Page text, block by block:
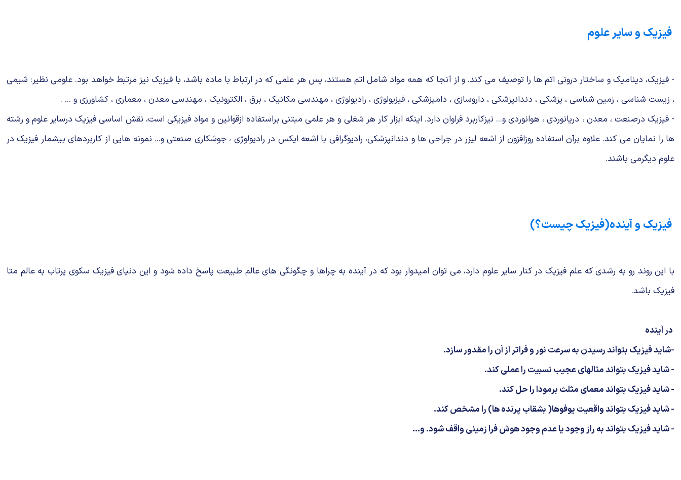
فیزیک و سایر علوم
- فیزیک، دینامیك و ساختار درونی اتم ها را توصیف می كند. و از آنجا كه همه مواد شامل اتم هستند، پس هر علمی كه در ارتباط با ماده باشد، با فیزیک نیز مرتبط خواهد بود. علومی نظیر: شیمی
، زیست شناسی ، زمین شناسی ، پزشكی ، دندانپزشكی ، داروسازی ، دامپزشكی ، فیزیولوژی ، رادیولوژی ، مهندسی مكانیك ، برق ، الكترونیك ، مهندسی معدن ، معماری ، كشاورزی و ... .
- فیزیک درصنعت ، معدن ، دریانوردی ، هوانوردی و... نیزكاربرد فراوان دارد. اینكه ابزار كار هر شغلی و هر علمی مبتنی براستفاده ازقوانین و مواد فیزیكی است، نقش اساسی فیزیک درسایر علوم و رشته
ها را نمایان می كند. علاوه برآن استفاده روزافزون از اشعه لیزر در جراحی ها و دندانپزشكی، رادیوگرافی با اشعه ایكس در رادیولوژی ، جوشكاری صنعتی و... نمونه هایی از كاربردهای بیشمار فیزیک در
علوم دیگرمی باشند.
فیزیك و آینده(فیزیک چیست؟)
با این روند رو به رشدی كه علم فیزیک در كنار سایر علوم دارد، می توان امیدوار بود كه در آینده به چراها و چگونگی های عالم طبیعت پاسخ داده شود و این دنیای فیزیک سكوی پرتاب به عالم متا
فیزیک باشد.
در آینده
-شاید فیزیک بتواند رسیدن به سرعت نور و فراتر از آن را مقدور سازد.
- شاید فیزیک بتواند مثالهای عجیب نسبیت را عملی كند.
- شاید فیزیک بتواند معمای مثلث برمودا را حل كند.
- شاید فیزیک بتواند واقعیت یوفوها( بشقاب پرنده ها) را مشخص كند.
- شاید فیزیک بتواند به راز وجود یا عدم وجود هوش فرا زمینی واقف شود. و...